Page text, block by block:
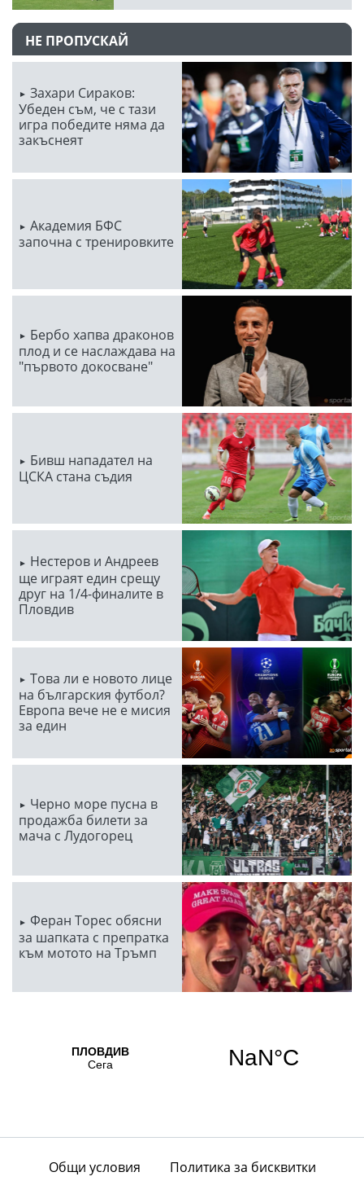
НЕ ПРОПУСКАЙ
Захари Сираков:
Убеден съм, че с тази
игра победите няма да
закъснеят
Академия БФС
започна с тренировките
Бербо хапва драконов
плод и се наслаждава на
"първото докосване"
Бивш нападател на
ЦСКА стана съдия
Нестеров и Андреев
ще играят един срещу
друг на 1/4-финалите в
Пловдив
Това ли е новото лице
на българския футбол?
Европа вече не е мисия
за един
Черно море пусна в
продажба билети за
мача с Лудогорец
Феран Торес обясни
за шапката с препратка
към мотото на Тръмп
Общи условия
Политика за бисквитки